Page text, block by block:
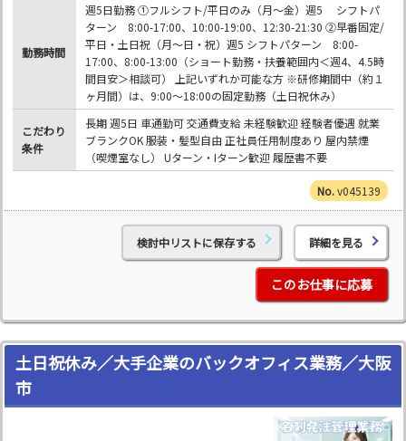
勤務時間
週5日勤務 ①フルシフト/平日のみ（月～金）週5 シフトパ
ターン 8:00-17:00、10:00-19:00、12:30-21:30 ②早番固定/
平日・土日祝（月～日・祝）週5 シフトパターン 8:00-
17:00、8:00-13:00（ショート勤務・扶養範囲内＜週4、4.5時
間目安＞相談可） 上記いずれか可能な方 ※研修期間中（約１
ヶ月間）は、9:00～18:00の固定勤務（土日祝休み）
こだわり
条件
長期 週5日 車通勤可 交通費支給 未経験歓迎 経験者優遇 就業
ブランクOK 服装・髪型自由 正社員任用制度あり 屋内禁煙
（喫煙室なし） Uターン・Iターン歓迎 履歴書不要
v045139
検討中リストに保存する 詳細を見る
このお仕事に応募
土日祝休み／大手企業のバックオフィス業務／大阪
市